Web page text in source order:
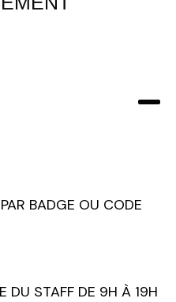
BADGE OU CODE
DU STAFF DE 9H À 19H